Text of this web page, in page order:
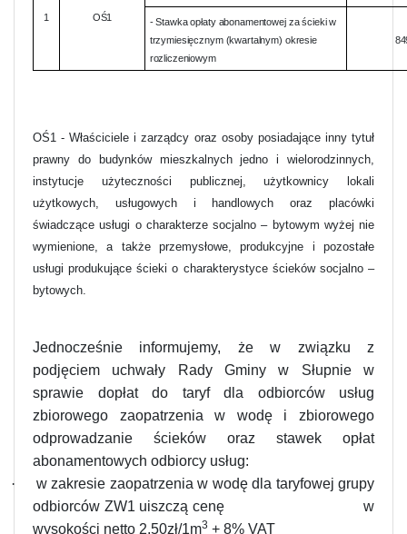
1 OŚ1
- Stawka opłaty abonamentowej za ścieki w
trzymiesięcznym (kwartalnym) okresie
rozliczeniowym
OŚ1 - Właściciele i zarządcy oraz osoby posiadające inny tytuł
prawny do budynków mieszkalnych jedno i wielorodzinnych,
instytucje użyteczności publicznej, użytkownicy lokali
użytkowych, usługowych i handlowych oraz placówki
świadczące usługi o charakterze socjalno – bytowym wyżej nie
wymienione, a także przemysłowe, produkcyjne i pozostałe
usługi produkujące ścieki o charakterystyce ścieków socjalno –
bytowych.
Jednocześnie informujemy, że w związku z
podjęciem uchwały Rady Gminy w Słupnie w
sprawie dopłat do taryf dla odbiorców usług
zbiorowego zaopatrzenia w wodę i zbiorowego
odprowadzanie ścieków oraz stawek opłat
abonamentowych odbiorcy usług:
·
w zakresie zaopatrzenia w wodę dla taryfowej grupy
odbiorców ZW1 uiszczą cenę
w
wysokości netto 2,50zł/1m3 + 8% VAT